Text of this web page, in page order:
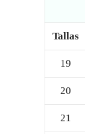
Tallas
19
20
21